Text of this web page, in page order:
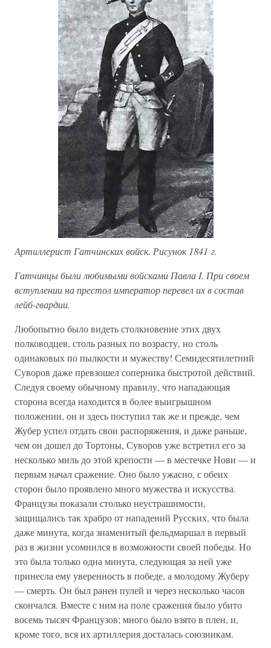
Артиллерист Гатчинских войск. Рисунок 1841 г.
Гатчинцы были любимыми войсками Павла I. При своем
вступлении на престол император перевел их в состав
лейб-гвардии.
Любопытно было видеть столкновение этих двух
полководцев, столь разных по возрасту, но столь
одинаковых по пылкости и мужеству! Семидесятилетний
Суворов даже превзошел соперника быстротой действий.
Следуя своему обычному правилу, что нападающая
сторона всегда находится в более выигрышном
положении, он и здесь поступил так же и прежде, чем
Жубер успел отдать свои распоряжения, и даже раньше,
чем он дошел до Тортоны, Суворов уже встретил его за
несколько миль до этой крепости — в местечке Нови — и
первым начал сражение. Оно было ужасно, с обеих
сторон было проявлено много мужества и искусства.
Французы показали столько неустрашимости,
защищались так храбро от нападений Русских, что была
даже минута, когда знаменитый фельдмаршал в первый
раз в жизни усомнился в возможности своей победы. Но
это была только одна минута, следующая за ней уже
принесла ему уверенность в победе, а молодому Жуберу
— смерть. Он был ранен пулей и через несколько часов
скончался. Вместе с ним на поле сражения было убито
восемь тысяч Французов; много было взято в плен, и,
кроме того, вся их артиллерия досталась союзникам.